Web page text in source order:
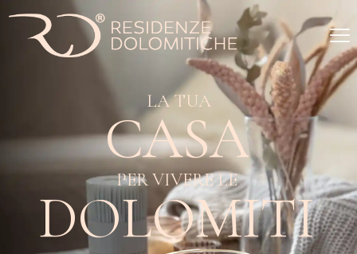
DOLOMITI
LATUA
CASA
PERVIVERELE